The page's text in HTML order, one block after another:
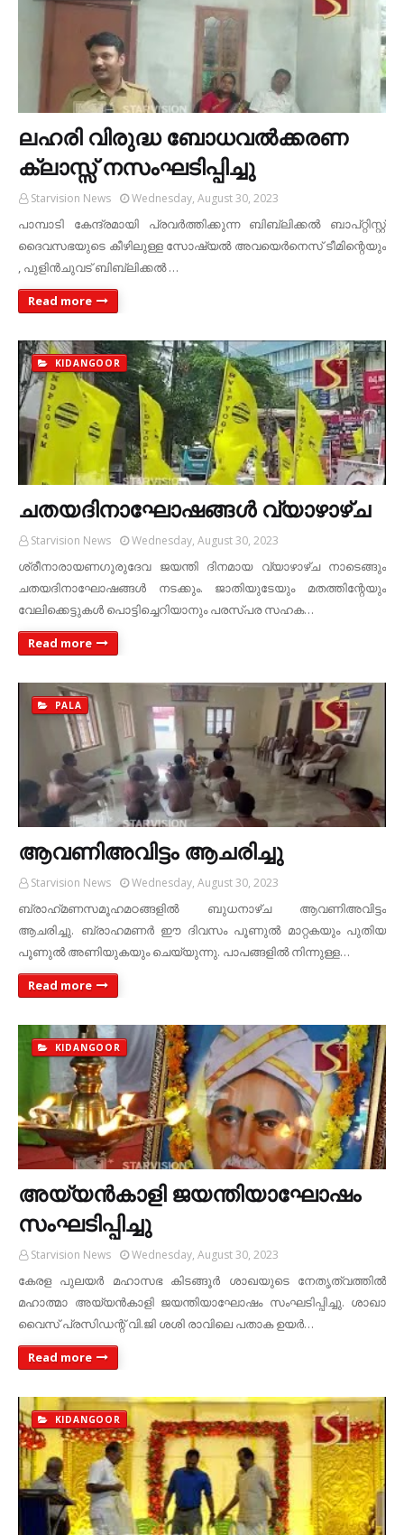
ലഹരി വിരുദ്ധ ബോധവല്‍ക്കരണ
ക്ലാസ്സ് നസംഘടിപ്പിച്ചു
Starvision News Wednesday, August 30, 2023
പാമ്പാടി കേന്ദ്രമായി പ്രവര്‍ത്തിക്കുന്ന ബിബ്ലിക്കല്‍ ബാപ്റ്റിസ്റ്റ്
ദൈവസഭയുടെ കീഴിലുള്ള സോഷ്യല്‍ അവയെര്‍നെസ് ടീമിന്റെയും
, പുളിന്‍ചുവട് ബിബ്ലിക്കല്‍ …
Read more
KIDANGOOR
ചതയദിനാഘോഷങ്ങള്‍ വ്യാഴാഴ്ച
Starvision News Wednesday, August 30, 2023
ശ്രീനാരായണഗുരുദേവ ജയന്തി ദിനമായ വ്യാഴാഴ്ച നാടെങ്ങും
ചതയദിനാഘോഷങ്ങള്‍ നടക്കും. ജാതിയുടേയും മതത്തിന്റേയും
വേലിക്കെട്ടുകള്‍ പൊട്ടിച്ചെറിയാനും പരസ്പര സഹക…
Read more
PALA
ആവണിഅവിട്ടം ആചരിച്ചു
Starvision News Wednesday, August 30, 2023
ബ്രാഹ്‌മണസമൂഹമഠങ്ങളില്‍ ബുധനാഴ്ച ആവണിഅവിട്ടം
ആചരിച്ചു. ബ്രാഹമണര്‍ ഈ ദിവസം പൂണുല്‍ മാറ്റകയും പുതിയ
പൂണുല്‍ അണിയുകയും ചെയ്യുന്നു. പാപങ്ങളില്‍ നിന്നുള്ള…
Read more
KIDANGOOR
അയ്യന്‍കാളി ജയന്തിയാഘോഷം
സംഘടിപ്പിച്ചു
Starvision News Wednesday, August 30, 2023
കേരള പുലയര്‍ മഹാസഭ കിടങ്ങൂര്‍ ശാഖയുടെ നേതൃത്വത്തില്‍
മഹാത്മാ അയ്യന്‍കാളി ജയന്തിയാഘോഷം സംഘടിപ്പിച്ചു. ശാഖാ
വൈസ് പ്രസിഡന്റ് വി.ജി ശശി രാവിലെ പതാക ഉയര്‍…
Read more
KIDANGOOR